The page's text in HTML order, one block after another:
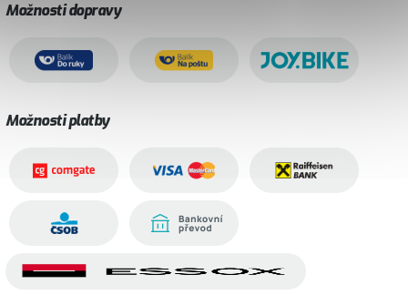
Možnosti dopravy
Možnosti platby